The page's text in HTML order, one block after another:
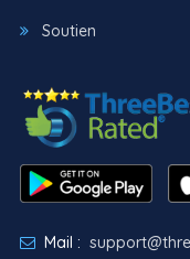
Soutien
Mail :